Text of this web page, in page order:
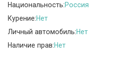
Национальность:Россия
Курение:Нет
Личный автомобиль:Нет
Наличие прав:Нет